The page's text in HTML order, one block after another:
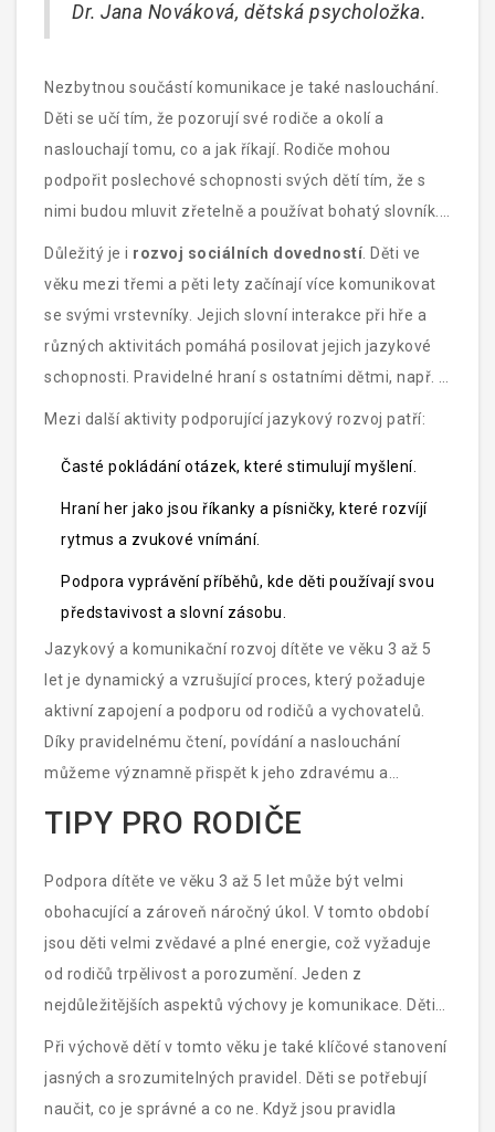
Dr. Jana Nováková, dětská psycholožka.
Nezbytnou součástí komunikace je také naslouchání.
Děti se učí tím, že pozorují své rodiče a okolí a
naslouchají tomu, co a jak říkají. Rodiče mohou
podpořit poslechové schopnosti svých dětí tím, že s
nimi budou mluvit zřetelně a používat bohatý slovník.
Také je důležité dát dětem příležitost vyjádřit se a
naslouchat jim bez přerušování.
Důležitý je i rozvoj sociálních dovedností. Děti ve
věku mezi třemi a pěti lety začínají více komunikovat
se svými vrstevníky. Jejich slovní interakce při hře a
různých aktivitách pomáhá posilovat jejich jazykové
schopnosti. Pravidelné hraní s ostatními dětmi, např. v
mateřské škole, je k tomu ideální příležitostí.
Mezi další aktivity podporující jazykový rozvoj patří:
Časté pokládání otázek, které stimulují myšlení.
Hraní her jako jsou říkanky a písničky, které rozvíjí
rytmus a zvukové vnímání.
Podpora vyprávění příběhů, kde děti používají svou
představivost a slovní zásobu.
Jazykový a komunikační rozvoj dítěte ve věku 3 až 5
let je dynamický a vzrušující proces, který požaduje
aktivní zapojení a podporu od rodičů a vychovatelů.
Díky pravidelnému čtení, povídání a naslouchání
můžeme významně přispět k jeho zdravému a
TIPY PRO RODIČE
Podpora dítěte ve věku 3 až 5 let může být velmi
obohacující a zároveň náročný úkol. V tomto období
jsou děti velmi zvědavé a plné energie, což vyžaduje
od rodičů trpělivost a porozumění. Jeden z
nejdůležitějších aspektů výchovy je komunikace. Děti
potřebují cítit, že jsou slyšeny a jejich názory mají
hodnotu. Naslouchání jim a odpovídání na jejich otázky
posiluje jejich sebevědomí a podporuje jejich jazykový
Při výchově dětí v tomto věku je také klíčové stanovení
jasných a srozumitelných pravidel. Děti se potřebují
naučit, co je správné a co ne. Když jsou pravidla